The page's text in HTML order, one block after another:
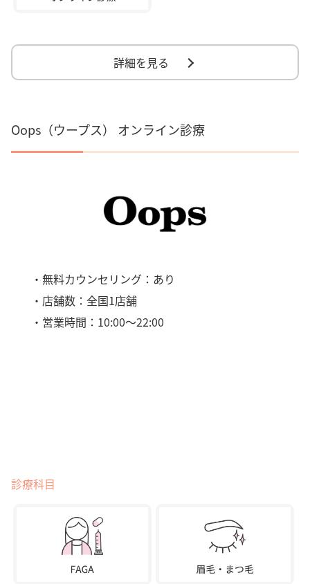
詳細を見る
Oops（ウープス） オンライン診療
・無料カウンセリング：あり
・店舗数：全国1店舗
・営業時間：10:00～22:00
診療科目